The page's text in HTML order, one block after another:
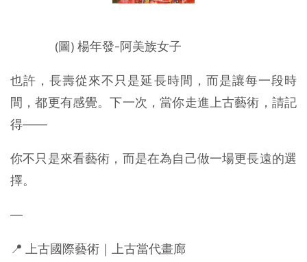
(圖) 楊年發-阿美族女子
也許，長壽從來不只是延長時間，而是讓每一段時
間，都更有感覺。下一次，當你走進上古藝術，請記
得——
你不只是來看藝術，而是在為自己做一場更長遠的選
擇。
—
📍 上古國際藝術｜上古當代畫廊